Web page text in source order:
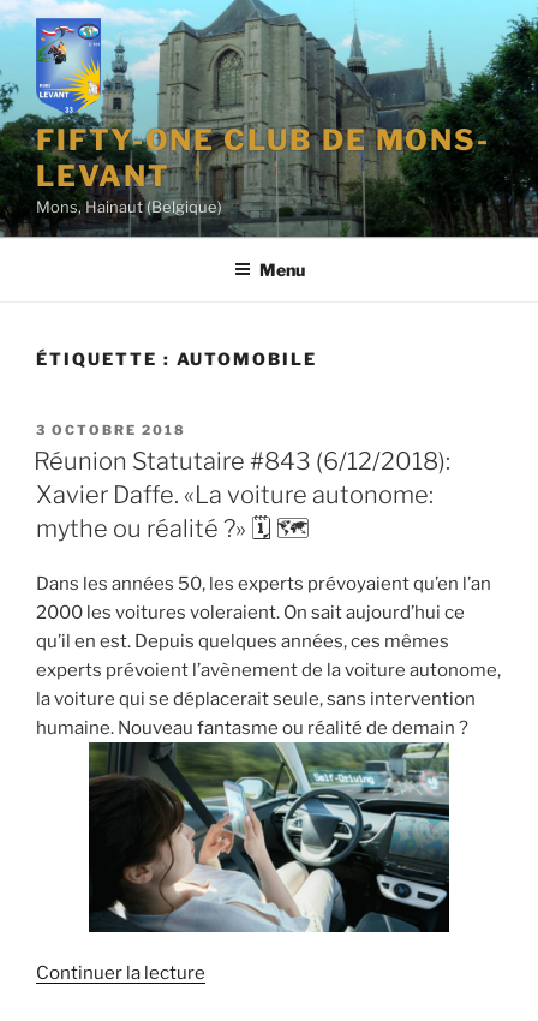
Aller
contenu
principal
FIFTY-ONE CLUB DE MONS-
LEVANT
Mons, Hainaut (Belgique)
Menu
ÉTIQUETTE : AUTOMOBILE
PUBLIÉ
LE
3 OCTOBRE 2018
Réunion Statutaire #843 (6/12/2018):
Xavier Daffe. «La voiture autonome:
mythe ou réalité ?» 🗓 🗺
Dans les années 50, les experts prévoyaient qu’en l’an
2000 les voitures voleraient. On sait aujourd’hui ce
qu’il en est. Depuis quelques années, ces mêmes
experts prévoient l’avènement de la voiture autonome,
la voiture qui se déplacerait seule, sans intervention
humaine. Nouveau fantasme ou réalité de demain ?
Continuer la lecture